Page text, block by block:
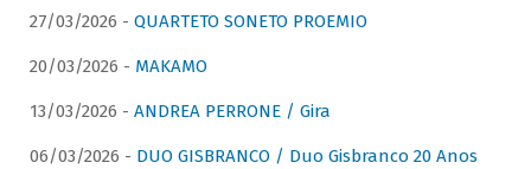
27/03/2026 - QUARTETO SONETO PROEMIO
20/03/2026 - MAKAMO
13/03/2026 - ANDREA PERRONE / Gira
06/03/2026 - DUO GISBRANCO / Duo Gisbranco 20 Anos